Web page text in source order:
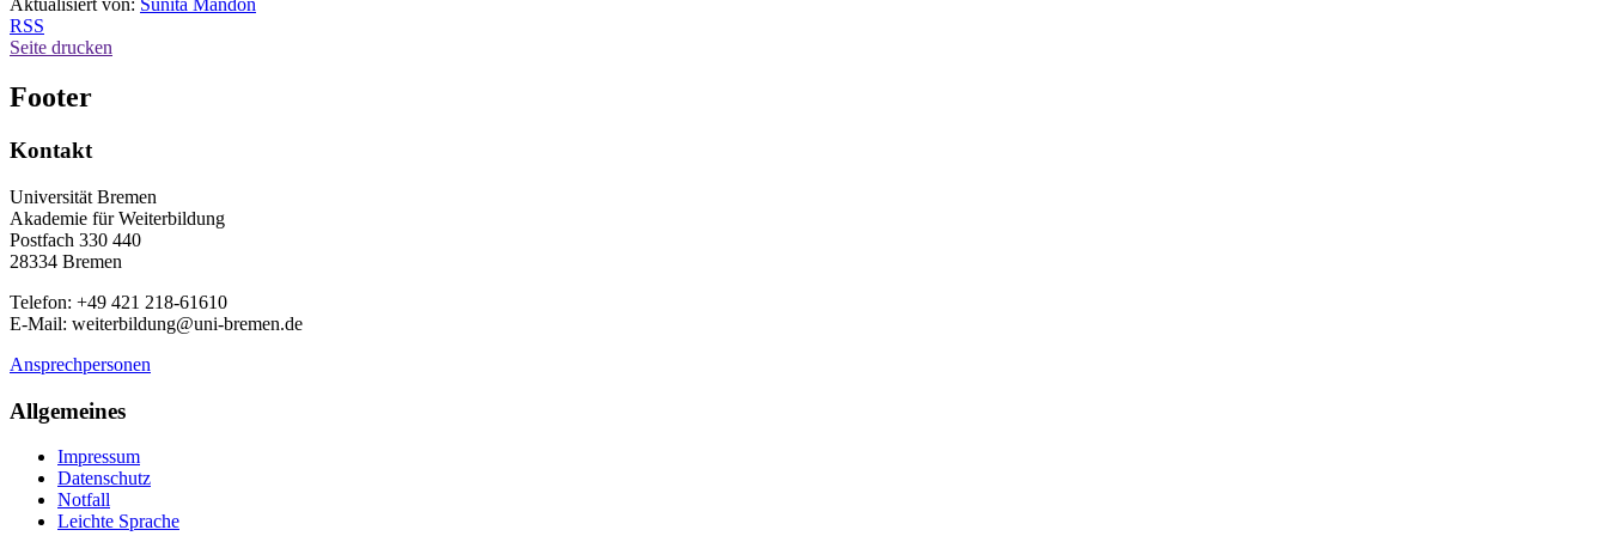
RSS
Seite drucken
Footer
Kontakt
Universität Bremen
Akademie für Weiterbildung
Postfach 330 440
28334 Bremen
Telefon: +49 421 218-61610
E-Mail: weiterbildung@uni-bremen.de
Ansprechpersonen
Allgemeines
Impressum
Datenschutz
Notfall
Leichte Sprache